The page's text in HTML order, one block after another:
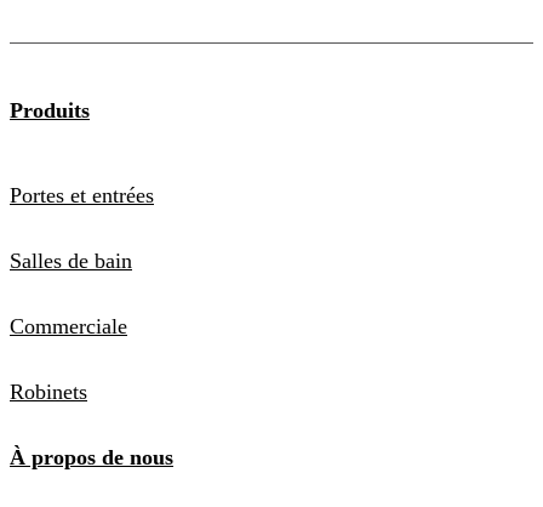
Produits
Portes et entrées
Salles de bain
Commerciale
Robinets
À propos de nous